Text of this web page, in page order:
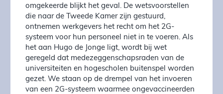
omgekeerde blijkt het geval. De wetsvoorstellen
die naar de Tweede Kamer zijn gestuurd,
ontnemen werkgevers het recht om het 2G-
systeem voor hun personeel niet in te voeren. Als
het aan Hugo de Jonge ligt, wordt bij wet
geregeld dat medezeggenschapsraden van de
universiteiten en hogescholen buitenspel worden
gezet. We staan op de drempel van het invoeren
van een 2G-systeem waarmee ongevaccineerden